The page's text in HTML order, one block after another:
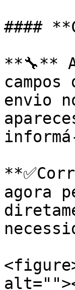
####
**🔧**
envio
agora